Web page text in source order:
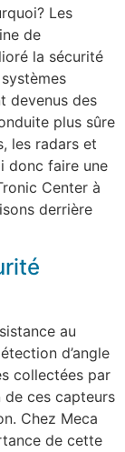
Les
de
la sécurité
devenus des
plus sûre
les radars et
donc faire une
Center à
derrière
au
d’angle
collectées par
de ces capteurs
Chez Meca
de cette